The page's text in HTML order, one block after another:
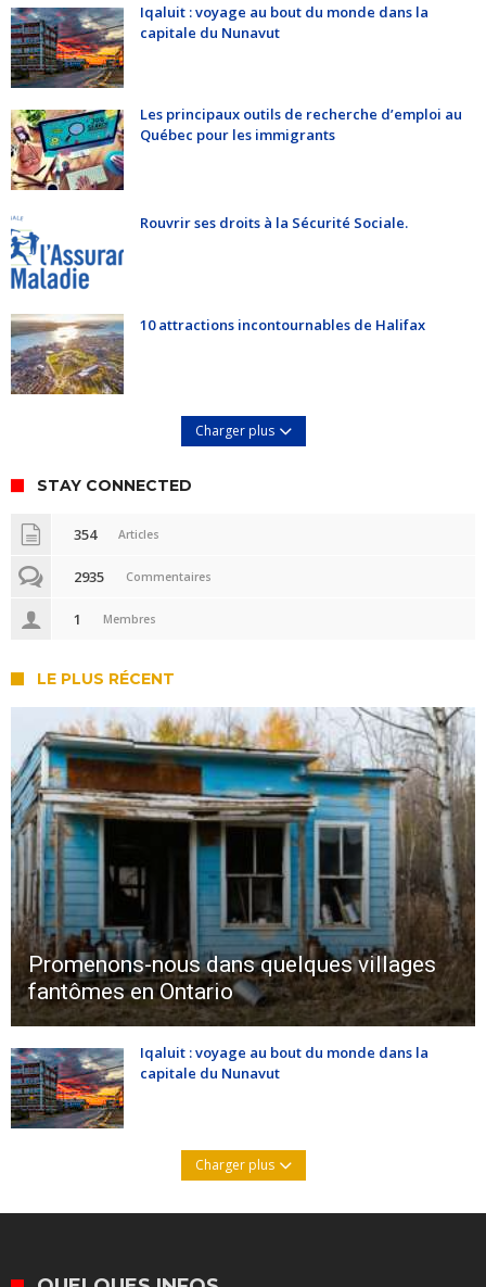
Iqaluit : voyage au bout du monde dans la
capitale du Nunavut
Les principaux outils de recherche d’emploi au
Québec pour les immigrants
Rouvrir ses droits à la Sécurité Sociale.
10 attractions incontournables de Halifax
Charger plus
STAY CONNECTED
354 Articles
2935 Commentaires
1 Membres
LE PLUS RÉCENT
Promenons-nous dans quelques villages
fantômes en Ontario
Iqaluit : voyage au bout du monde dans la
capitale du Nunavut
Charger plus